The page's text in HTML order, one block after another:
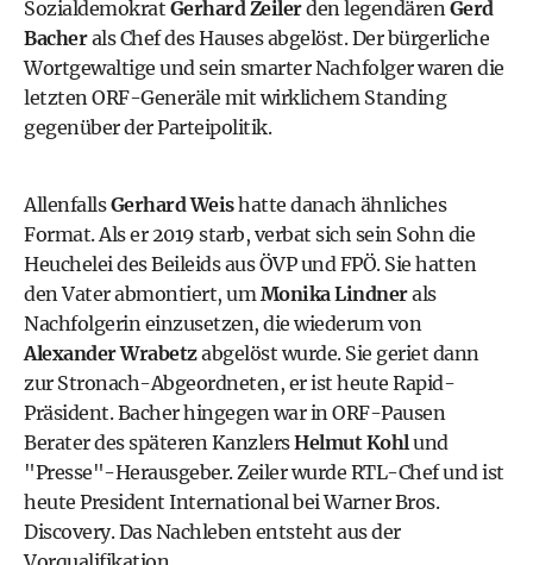
Sozialdemokrat Gerhard Zeilerden legendärenGerd
Bacherals Chef des Hauses abgelöst. Der bürgerliche
Wortgewaltige und sein smarter Nachfolger waren die
letzten ORF-Generäle mit wirklichem Standing
gegenüber der Parteipolitik.
AllenfallsGerhard Weishatte danach ähnliches
Format. Als er 2019 starb, verbat sich sein Sohn die
Heuchelei des Beileids aus ÖVP und FPÖ. Sie hatten
den Vater abmontiert, umMonika Lindnerals
Nachfolgerin einzusetzen, die wiederum von
Alexander Wrabetzabgelöst wurde. Sie geriet dann
zur Stronach-Abgeordneten, er ist heute Rapid-
Präsident. Bacher hingegen war in ORF-Pausen
Berater des späteren KanzlersHelmut Kohlund
"Presse"-Herausgeber. Zeiler wurde RTL-Chef und ist
heute President International bei Warner Bros.
Discovery. Das Nachleben entsteht aus der